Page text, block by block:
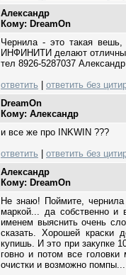
Александр
Кому: DreamOn
Чернила - это такая вешь,
ИНФИНИТИ делают
тел 8926-5287037
ответить
ответить без
DreamOn
Кому: Александр
и все же про INKWIN ???
ответить
ответить без
Александр
Кому: DreamOn
Не знаю! Поймите,
маркой... да собственно и
именем выяснить очень
сказать. Хорошей краски
купишь. И это при закупке
говно и потом все
очистки и возможно помпы...